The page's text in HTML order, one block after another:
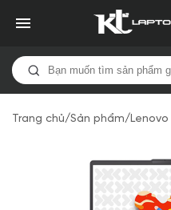
Trang chủ/Sản phẩm/